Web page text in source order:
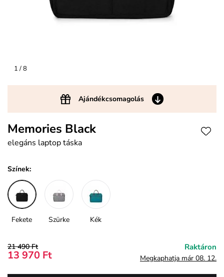
1/ 8
Ajándékcsomagolás
Memories Black
elegáns laptop táska
Színek:
Fekete Szürke Kék
21 490 Ft
13 970 Ft
Raktáron
Megkaphatja már 08. 12.